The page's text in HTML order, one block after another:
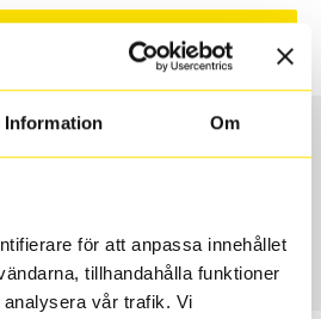
Information Om
för att anpassa innehållet
tillhandahålla funktioner
vår trafik. Vi
Däckstorlek